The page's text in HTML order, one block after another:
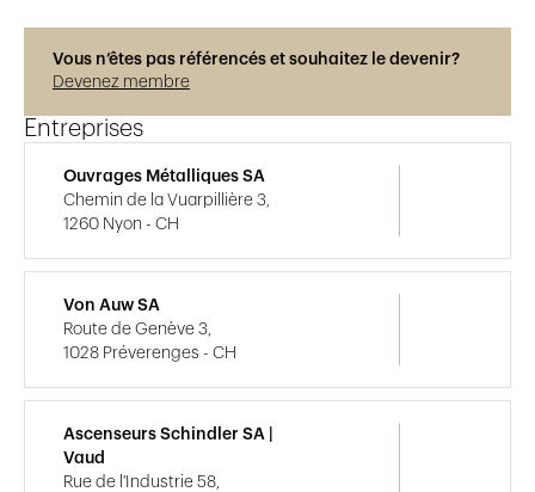
Vous n’êtes pas référencés et souhaitez le devenir?
Devenez membre
Entreprises
Ouvrages Métalliques SA
Chemin de la Vuarpillière 3,
1260 Nyon - CH
Von Auw SA
Route de Genève 3,
1028 Préverenges - CH
Ascenseurs Schindler SA |
Vaud
Rue de l'Industrie 58,